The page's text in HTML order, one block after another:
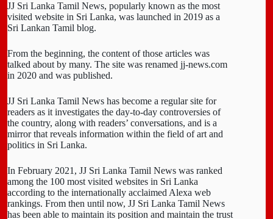
JJ Sri Lanka Tamil News, popularly known as the most
visited website in Sri Lanka, was launched in 2019 as a
Sri Lankan Tamil blog.
From the beginning, the content of those articles was
talked about by many. The site was renamed jj-news.com
in 2020 and was published.
JJ Sri Lanka Tamil News has become a regular site for
readers as it investigates the day-to-day controversies of
the country, along with readers’ conversations, and is a
mirror that reveals information within the field of art and
politics in Sri Lanka.
In February 2021, JJ Sri Lanka Tamil News was ranked
among the 100 most visited websites in Sri Lanka
according to the internationally acclaimed Alexa web
rankings. From then until now, JJ Sri Lanka Tamil News
has been able to maintain its position and maintain the trust